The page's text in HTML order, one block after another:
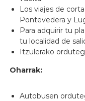
Los viajes de
Pontevedera y
Para adquirir tu
tu localidad de
Itzulerako
Oharrak:
Autobusen